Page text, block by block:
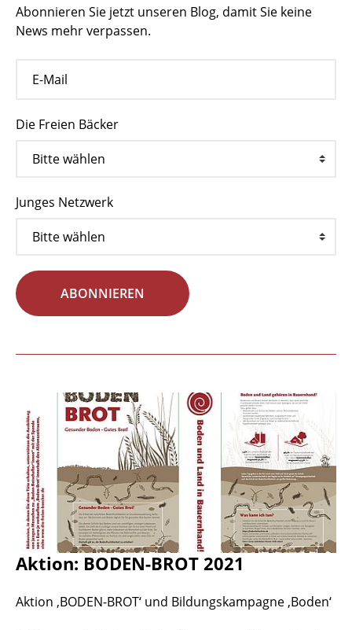
Abonnieren Sie jetzt unseren Blog, damit Sie keine
News mehr verpassen.
Die Freien Bäcker
Junges Netzwerk
ABONNIEREN
Aktion: BODEN-BROT 2021
Aktion ‚BODEN-BROT‘ und Bildungskampagne ‚Boden‘